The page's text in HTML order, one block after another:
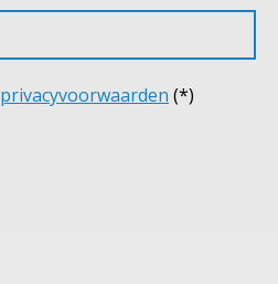
privacyvoorwaarden (*)